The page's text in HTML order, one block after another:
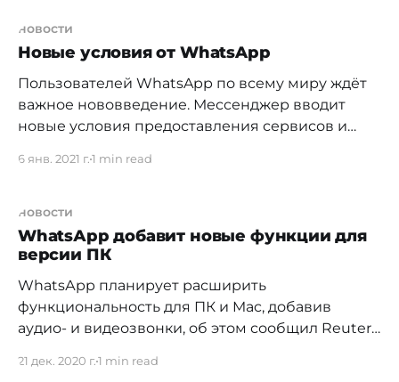
американский веб-сайт The Verge, причиной
роста числа новых пользователей в
директор Tesla Илон
новости
Новые условия от WhatsApp
Пользователей WhatsApp по всему миру ждёт
важное нововведение. Мессенджер вводит
новые условия предоставления сервисов и
позицию требуется до 8 февраля. Несогласные
с правилами WhatsApp не смогут использовать
аккаунт в мессенджере. Разработчики
WhatsApp намерены иначе проводить
обработку данных
6 янв. 2021 г.1 min read
новости
WhatsАpp добавит новые функции для
версии ПК
WhatsАpp планирует расширить
функциональность для ПК и Mac, добавив
аудио- и видеозвонки, об этом сообщил Reuters
приложения появится уже в 2021 году. Сейчас,
21 дек. 2020 г.1 min read